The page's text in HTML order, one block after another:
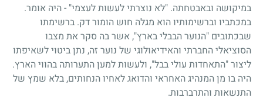
במיקושה ובאבטחתה. "לא נוצרתי לעשות לעצמי" - היה אומר.
במכתביו וברשימותיו הוא מגלה חוש הומור דק. ברשימתו
שבכתובים "הנוער הבבלי בארץ", אשר בה סקר את מצבו
הסוציאלי החברתי והאידיאולוגי של נוער זה, נתן ביטוי לשאיפתו
ליצור "התאחדות עולי בבל", ולעשות למען התערותה בהווי הארץ.
היה בו מן המנהיג האחראי והדואג לאחיו הנחותים, בלא שמץ של
התנשאות והתרברבות.